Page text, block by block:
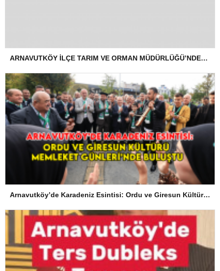
ARNAVUTKÖY İLÇE TARIM VE ORMAN MÜDÜRLÜĞÜ’NDEN İLANEN TEBLİGAT
Arnavutköy’de Karadeniz Esintisi: Ordu ve Giresun Kültürü Memleket Günleri’nde Buluştu